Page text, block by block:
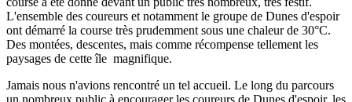
L'ensemble des coureurs et notamment le groupe de Dunes d'espoir
ont démarré la course très prudemment sous une chaleur de 30°C.
Des montées, descentes, mais comme récompense tellement les
paysages de cette île magnifique.
Jamais nous n'avions rencontré un tel accueil. Le long du parcours
un nombreux public à encourager les coureurs de Dunes d'espoir, les